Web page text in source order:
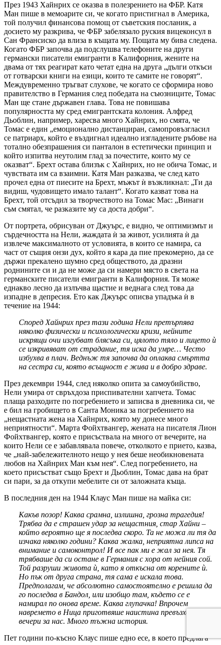
През 1943 Хайнрих се оказва в полезрението на ФБР. Катя
Ман пише в мемоарите си, че когато пристигнал в Америка,
той получил финансова помощ от съветския посланик, а
досието му разкрива, че ФБР забелязало руския вицеконсул в
Сан Франсиско да влиза в къщата му. Пощата му бива следена.
Когато ФБР започва да подслушва телефоните на други
германски писатели емигранти в Калифорния, жените на
двама от тях реагират като четат една на друга „дълги откъси
от готварски книги на езици, които те самите не говорят“.
Междувременно тръгват слухове, че когато се сформира ново
правителство в Германия след победата на съюзниците, Томас
Ман ще стане държавен глава. Това не повишава
популярността му сред емигрантската колония. Алфред
Дьоблин, например, харесва много Хайнрих, но смята, че
Томас е един „емоционално дистанциран, самопровъзгласил
се патриарх, който е въздигнал идеално изгладените ръбове на
тотално обезпрашения си панталон в естетически принцип и
който изпитва неутолим глад за почестите, които му се
оказват“. Брехт остава близък с Хайнрих, но не обича Томас, и
чувствата им са взаимни. Катя Ман разказва, че след като
прочел една от пиесите на Брехт, мъжът ѝ възкликнал: „Ти да
видиш, чудовището имало талант“. Когато казват това на
Брехт, той отсъдил за творчеството на Томас Мас: „Винаги
съм смятал, че разказите му са доста добри“.
От портрета, обрисуван от Джуърс, е видно, че оптимизмът и
сърдечността на Нели, жаждата ѝ за живот, усилията ѝ да
извлече максималното от условията, в които се намира, са
част от същия онзи дух, който я кара да пие прекомерно, да се
държи прекалено шумно сред обществото, да дразни
роднините си и да не може да си намери място в света на
германските писатели емигранти в Калифорния. Тя може
еднакво лесно да излъчва щастие и веднага след това да
изпадне в депресия. Ето как Джуърс описва упадъка ѝ в
течение на 1944:
Според Хайнрих през тази година Нели претърпява
няколко физически и психологически кризи, нейните
искрящи очи изгубват блясъка си, цялото тяло и лицето ѝ
се изкривяват от страдание, тя иска да умре… Често
избухва в плач. Веднъж тя започва да оплаква смъртта
на сестра си, която всъщност е жива и в добро здраве.
През декември 1944, след няколко опита за самоубийство,
Нели умира от свръхдоза приспивателни хапчета. Томас
плаща разходите по погребението и записва в дневника си, че
е бил на гробището в Санта Моника за погребението на
„нещастната жена на Хайнрих, която му донесе много
неприятности“. Марта Фойхтвангер, жената на писателя Лион
Фойхтвангер, която е присъствала на много от вечерите, на
които Нели се е забавлявала повече, отколкото е прието, казва,
че „най-забележителното нещо у нея беше необикновената
любов на Хайнрих Ман към нея“. След погребението, на
което присъстват също Брехт и Дьоблин, Томас дава на брат
си пари, за да откупи мебелите си от заложната къща.
В последния ден на 1944 Клаус Ман пише на майка си:
Какъв позор! Каква срамна, излишна, грозна трагедия!
Трябва да е страшен удар за нещастния, стар Хайни –
който вероятно ще я последва скоро. Та не можа ли тя да
изчака няколко години? Каква жалка, неприятна липса на
внимание и самоконтрол! И все пак ми е жал за нея. Тя
трябваше да си остане в Германия с хора от нейния сой.
Той разруши живота ѝ, като я откъсна от корените ѝ.
Но пък от друга страна, тя сама е искала това.
Предполагам, че абсолютно самостоятелно е решила да
го последва в Бандол, или изобщо там, където се е
намирал по онова време. Каква глупачка! Впрочем
навремето в Ница приготвяше наистина превъзходни
вечери за нас. Много тъжна история.
Пет години по-късно Клаус пише едно есе, в което предлага